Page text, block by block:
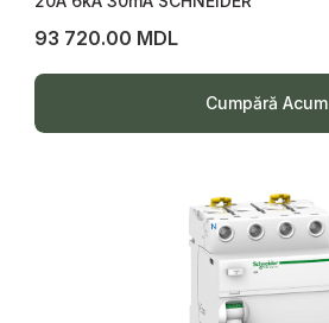
93 720.00 MDL
Cumpără Acum